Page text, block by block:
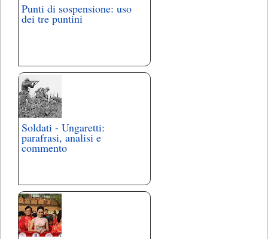
Punti di sospensione: uso
dei tre puntini
Soldati - Ungaretti:
parafrasi, analisi e
commento